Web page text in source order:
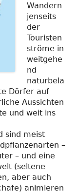
Wandern
jenseits
der
Touristen
ströme in
weitgehe
nd
naturbela
Dörfer auf
Aussichten
und weit ins
sind meist
–
– und eine
(seltene
aber auch
animieren